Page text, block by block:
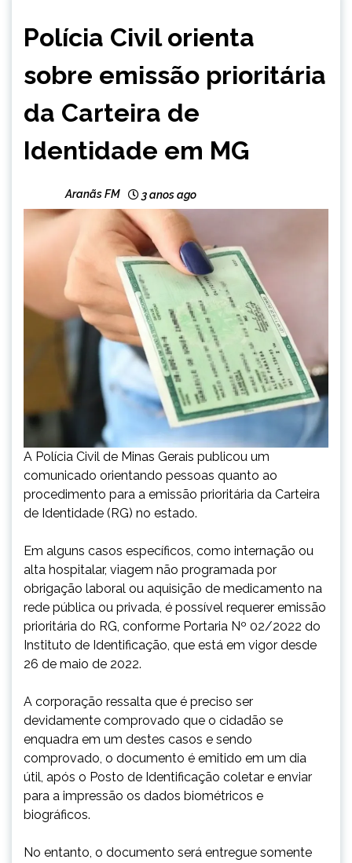
MINAS
NOTÍCIAS
Polícia Civil orienta
sobre emissão prioritária
da Carteira de
Identidade em MG
Aranãs FM 3 anos ago
A Polícia Civil de Minas Gerais publicou um
comunicado orientando pessoas quanto ao
procedimento para a emissão prioritária da Carteira
de Identidade (RG) no estado.
Em alguns casos específicos, como internação ou
alta hospitalar, viagem não programada por
obrigação laboral ou aquisição de medicamento na
rede pública ou privada, é possível requerer emissão
prioritária do RG, conforme Portaria Nº 02/2022 do
Instituto de Identificação, que está em vigor desde
26 de maio de 2022.
A corporação ressalta que é preciso ser
devidamente comprovado que o cidadão se
enquadra em um destes casos e sendo
comprovado, o documento é emitido em um dia
útil, após o Posto de Identificação coletar e enviar
para a impressão os dados biométricos e
biográficos.
No entanto, o documento será entregue somente